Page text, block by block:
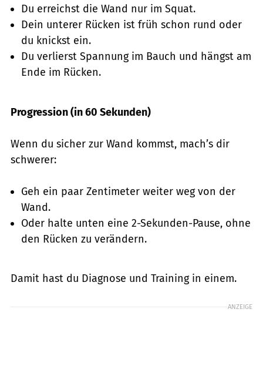
Du erreichst die Wand nur im Squat.
Dein unterer Rücken ist früh schon rund oder
du knickst ein.
Du verlierst Spannung im Bauch und hängst am
Ende im Rücken.
Progression (in 60 Sekunden)
Wenn du sicher zur Wand kommst, mach’s dir
schwerer:
Geh ein paar Zentimeter weiter weg von der
Wand.
Oder halte unten eine 2-Sekunden-Pause, ohne
den Rücken zu verändern.
Damit hast du Diagnose und Training in einem.
ANZEIGE